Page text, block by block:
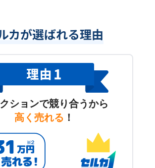
カが選ばれる理由
ションで競り合うから
高く売れる ！